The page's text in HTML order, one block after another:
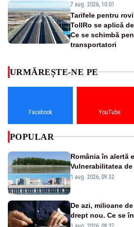
7 aug. 2026, 10:01
Tarifele pentru
TollRo se aplică
Ce se schimbă
transportatori
URMĂREȘTE-NE PE
Facebook YouTube
POPULAR
România în alertă
Vulnerabilitatea
în pericol Centrala
1 aug. 2026, 09:32
De azi, milioane
drept nou. Ce se
un produs